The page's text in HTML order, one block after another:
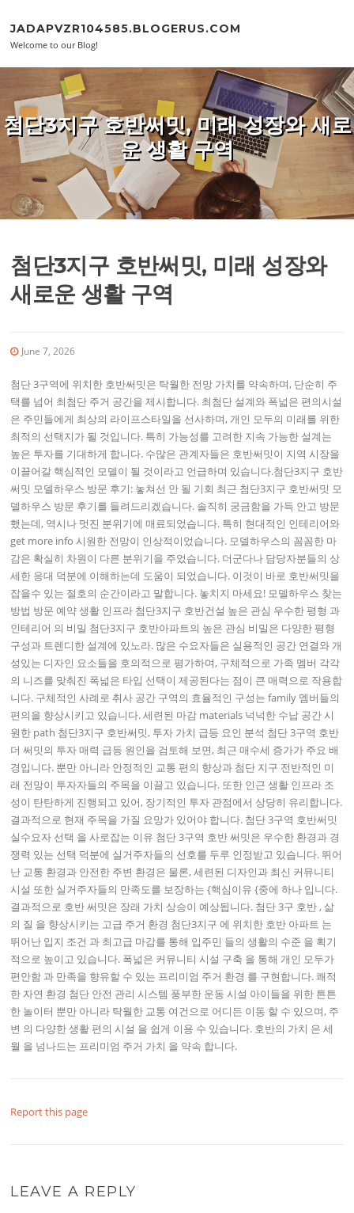
JADAPVZR104585.BLOGERUS.COM
Welcome to our Blog!
첨단3지구 호반써밋, 미래 성장와 새로
운 생활 구역
첨단3지구 호반써밋, 미래 성장와
새로운 생활 구역
June 7, 2026
첨단 3구역에 위치한 호반써밋은 탁월한 전망 가치를 약속하며, 단순히 주
택를 넘어 최첨단 주거 공간을 제시합니다. 최첨단 설계와 폭넓은 편의시설
은 주민들에게 최상의 라이프스타일을 선사하며, 개인 모두의 미래를 위한
최적의 선택지가 될 것입니다. 특히 가능성를 고려한 지속 가능한 설계는
높은 투자를 기대하게 합니다. 수많은 관계자들은 호반써밋이 지역 시장을
이끌어갈 핵심적인 모델이 될 것이라고 언급하며 있습니다.첨단3지구 호반
써밋 모델하우스 방문 후기: 놓쳐선 안 될 기회 최근 첨단3지구 호반써밋 모
델하우스 방문 후기를 들려드리겠습니다. 솔직히 궁금함을 가득 안고 방문
했는데, 역시나 멋진 분위기에 매료되었습니다. 특히 현대적인 인테리어와
get more info 시원한 전망이 인상적이었습니다. 모델하우스의 꼼꼼한 마
감은 확실히 차원이 다른 분위기을 주었습니다. 더군다나 담당자분들의 상
세한 응대 덕분에 이해하는데 도움이 되었습니다. 이것이 바로 호반써밋을
잡을수 있는 절호의 순간이라고 말합니다. 놓치지 마세요! 모델하우스 찾는
방법 방문 예약 생활 인프라 첨단3지구 호반건설 높은 관심 우수한 평형 과
인테리어 의 비밀 첨단3지구 호반아파트의 높은 관심 비밀은 다양한 평형
구성과 트렌디한 설계에 있노라. 많은 수요자들은 실용적인 공간 연결와 개
성있는 디자인 요소들을 호의적으로 평가하며, 구체적으로 가족 멤버 각각
의 니즈를 맞춰진 폭넓은 타입 선택이 제공된다는 점이 큰 매력으로 작용합
니다. 구체적인 사례로 취사 공간 구역의 효율적인 구성는 family 멤버들의
편의을 향상시키고 있습니다. 세련된 마감 materials 넉넉한 수납 공간 시
원한 path 첨단3지구 호반써밋, 투자 가치 급등 요인 분석 첨단 3구역 호반
더 써밋의 투자 매력 급등 원인을 검토해 보면, 최근 매수세 증가가 주요 배
경입니다. 뿐만 아니라 안정적인 교통 편의 향상과 첨단 지구 전반적인 미
래 전망이 투자자들의 주목을 이끌고 있습니다. 또한 인근 생활 인프라 조
성이 탄탄하게 진행되고 있어, 장기적인 투자 관점에서 상당히 유리합니다.
결과적으로 현재 주목을 가질 요망가 있어야 합니다. 첨단 3구역 호반써밋
실수요자 선택 을 사로잡는 이유 첨단 3구역 호반 써밋은 우수한 환경과 경
쟁력 있는 선택 덕분에 실거주자들의 선호를 두루 인정받고 있습니다. 뛰어
난 교통 환경과 안전한 주변 환경은 물론, 세련된 디자인과 최신 커뮤니티
시설 또한 실거주자들의 만족도를 보장하는 {핵심이유 {중에 하나 입니다.
결과적으로 호반 써밋은 장래 가치 상승이 예상됩니다. 첨단 3구 호반 , 삶
의 질 을 향상시키는 고급 주거 환경 첨단3지구 에 위치한 호반 아파트 는
뛰어난 입지 조건 과 최고급 마감를 통해 입주민 들의 생활의 수준 을 획기
적으로 높이고 있습니다. 폭넓은 커뮤니티 시설 구축 을 통해 개인 모두가
편안함 과 만족을 향유할 수 있는 프리미엄 주거 환경 를 구현합니다. 쾌적
한 자연 환경 첨단 안전 관리 시스템 풍부한 운동 시설 아이들을 위한 튼튼
한 놀이터 뿐만 아니라 탁월한 교통 여건으로 어디든 이동 할 수 있으며, 주
변 의 다양한 생활 편의 시설 을 쉽게 이용 수 있습니다. 호반의 가치 은 세
월 을 넘나드는 프리미엄 주거 가치 을 약속 합니다.
Report this page
LEAVE A REPLY